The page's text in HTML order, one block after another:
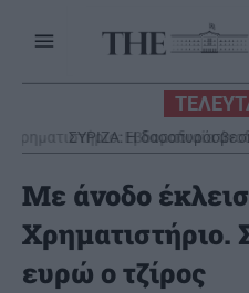
ΣΥΡΙΖΑ: Η δασοπυρόσβεση
Καταστροφικά τα
Με άνοδο
Χρηματιστήριο.
ευρώ ο τζίρος